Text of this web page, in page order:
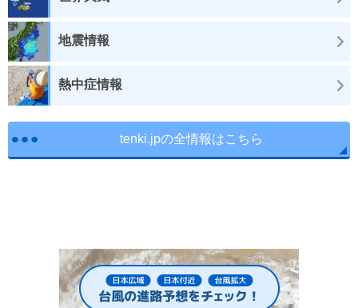
地震情報
熱中症情報
tenki.jpの全情報はこちら